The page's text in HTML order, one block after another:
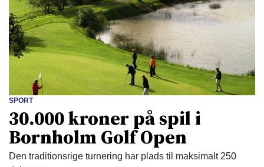
SPORT
30.000 kroner på spil i
Bornholm Golf Open
Den traditionsrige turnering har plads til maksimalt 250